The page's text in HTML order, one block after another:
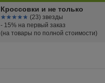
Кроссовки и не только
☆☆☆☆☆
★★★★★ (23) звезды
- 15% на первый заказ
(на товары по полной стоимости)